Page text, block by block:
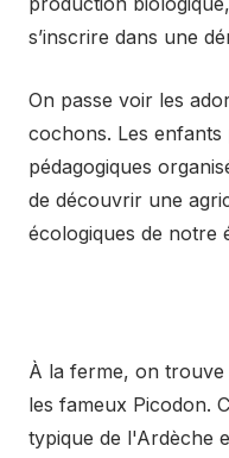
s’inscrire dans une
On passe voir les
cochons. Les
pédagogiques
de découvrir une
écologiques de notre
À la ferme, on trouve
les fameux Picodon.
typique de l'Ardèche